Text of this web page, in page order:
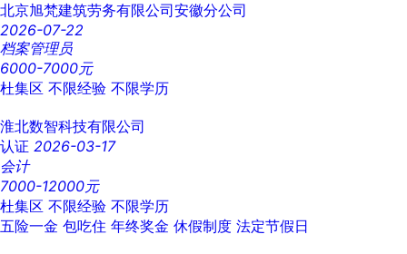
北京旭梵建筑劳务有限公司安徽分公司
2026-07-22
档案管理员
6000-7000元
杜集区 不限经验 不限学历
淮北数智科技有限公司
认证 2026-03-17
会计
7000-12000元
杜集区 不限经验 不限学历
五险一金 包吃住 年终奖金 休假制度 法定节假日